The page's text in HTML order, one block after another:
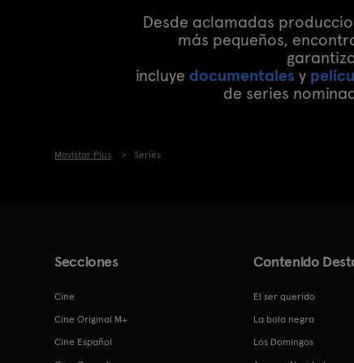
Desde aclamadas
más pequeños,
incluye documentales y
de series
Movistar Plus Series
Secciones
Cine
Cine Original M+
Cine Español
Contenido
El ser querido
La bola negra
Los Domingos